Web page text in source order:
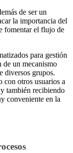
de ser un
la importancia del
fomentar el flujo de
para gestión
de un mecanismo
diversos grupos.
con otros usuarios a
también recibiendo
conveniente en la